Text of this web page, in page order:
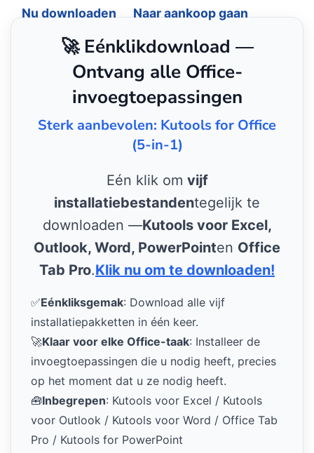
Nu downloaden
Naar aankoop gaan
🚀 Eénklikdownload —
Ontvang alle Office-
invoegtoepassingen
Sterk aanbevolen: Kutools for Office
(5-in-1)
Eén klik om vijf
installatiebestandentegelijk te
downloaden —Kutools voor Excel,
Outlook, Word, PowerPointen Office
Tab Pro.Klik nu om te downloaden!
✅Eénkliksgemak: Download alle vijf
installatiepakketten in één keer.
🚀Klaar voor elke Office-taak: Installeer de
invoegtoepassingen die u nodig heeft, precies
op het moment dat u ze nodig heeft.
🧰Inbegrepen: Kutools voor Excel / Kutools
voor Outlook / Kutools voor Word / Office Tab
Pro / Kutools for PowerPoint